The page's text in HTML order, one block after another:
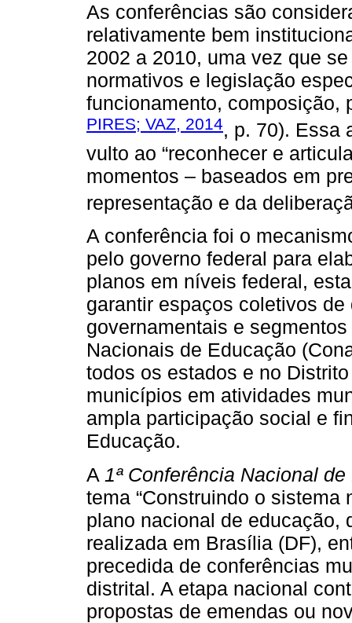
As conferências são
relativamente bem
2002 a 2010, uma vez que
normativos e legislação
funcionamento, composição,
PIRES; VAZ, 2014, p. 70). Essa
vulto ao “reconhecer e
momentos – baseados em
representação e da
A conferência foi o
pelo governo federal para
planos em níveis federal,
garantir espaços coletivos
governamentais e
Nacionais de Educação
todos os estados e no
municípios em atividades
ampla participação social e
Educação.
A 1ª Conferência Nacional
tema “Construindo o
plano nacional de educação,
realizada em Brasília (DF),
precedida de conferências
distrital. A etapa nacional
propostas de emendas ou